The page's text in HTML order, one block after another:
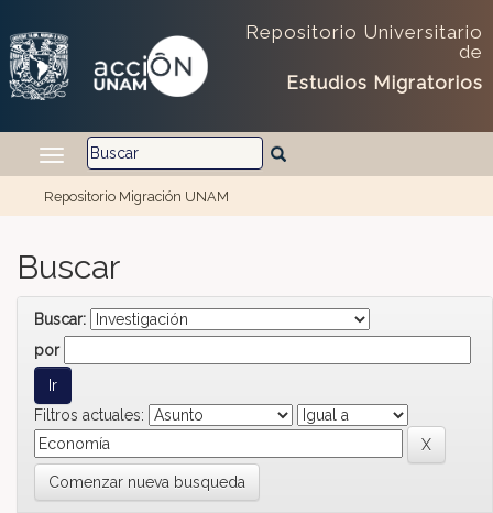
Repositorio Universitario
de
Estudios Migratorios
Repositorio Migración UNAM
Buscar
Buscar:
por
Filtros actuales:
Comenzar nueva busqueda